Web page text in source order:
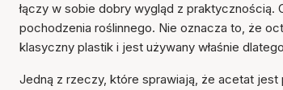
łączy w sobie dobry wygląd z
pochodzenia roślinnego. Nie oznacza to, że
klasyczny plastik i jest używany właśnie
Jedną z rzeczy, które sprawiają, że acetat jest